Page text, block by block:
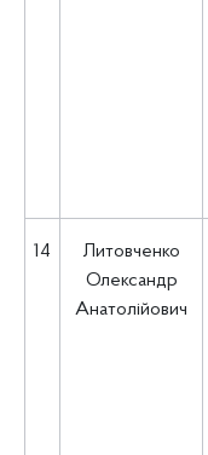
14
Литовченко
Олександр
Анатолійович